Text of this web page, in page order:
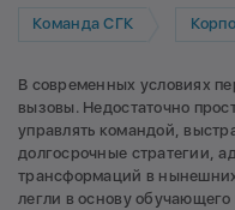
Команда СГК
В современных условиях
вызовы. Недостаточно
управлять командой,
долгосрочные стратегии,
трансформаций в
легли в основу